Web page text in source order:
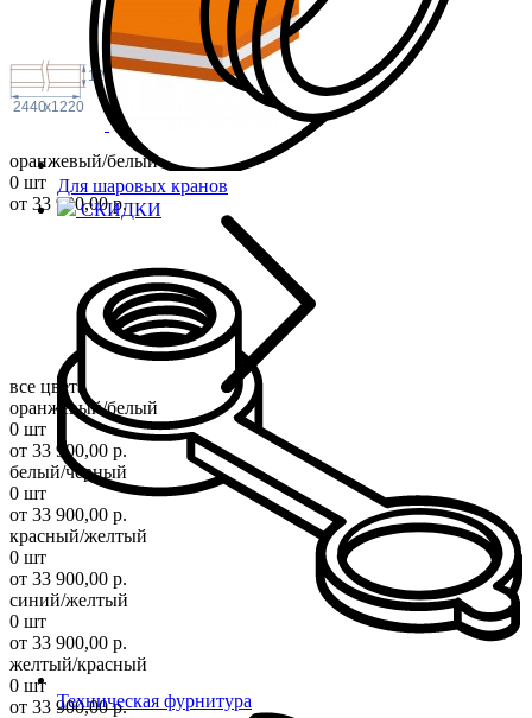
Для шаровых кранов
СКИДКИ
Техническая фурнитура
12
2440 1220
x
оранжевый/белый
0 шт
от 33 900,00 р.
все цвета
оранжевый/белый
0 шт
от 33 900,00 р.
белый/черный
0 шт
от 33 900,00 р.
красный/желтый
0 шт
от 33 900,00 р.
синий/желтый
0 шт
от 33 900,00 р.
желтый/красный
0 шт
от 33 900,00 р.